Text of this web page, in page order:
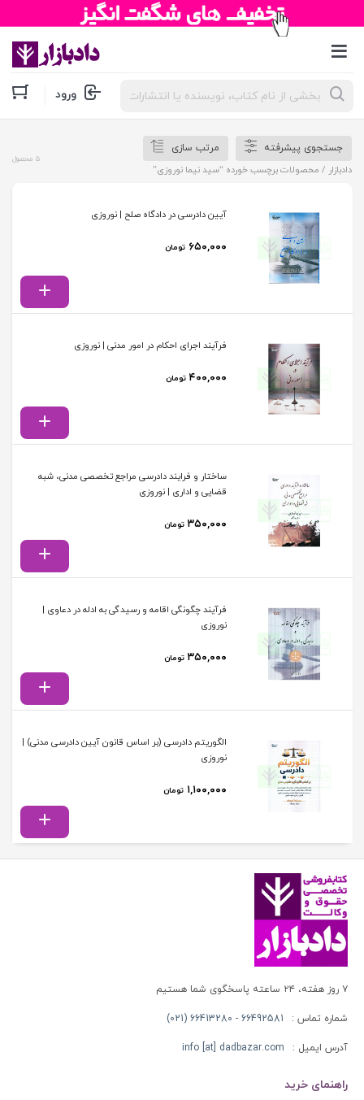
جستجوی
محصولات ورود
جستجوی پیشرفته
مرتب سازی
دادبازار / محصولات برچسب خورده “سید نیما نوروزی”
5 محصول
آیین دادرسی در دادگاه صلح | نوروزی
۶۵۰,۰۰۰ تومان
فرآیند اجرای احکام در امور مدنی | نوروزی
۴۰۰,۰۰۰ تومان
ساختار و فرایند دادرسی مراجع تخصصی مدنی، شبه
قضایی و اداری | نوروزی
۳۵۰,۰۰۰ تومان
فرآیند چگونگی اقامه و رسیدگی به ادله در دعاوی |
نوروزی
۳۵۰,۰۰۰ تومان
الگوریتم دادرسی (بر اساس قانون آیین دادرسی مدنی) |
نوروزی
۱,۱۰۰,۰۰۰ تومان
۷ روز هفته، ۲۴ ساعته پاسخگوی شما هستیم
شماره تماس : 66492581 - 66413280 (021)
آدرس ایمیل : info [at] dadbazar.com
راهنمای خرید